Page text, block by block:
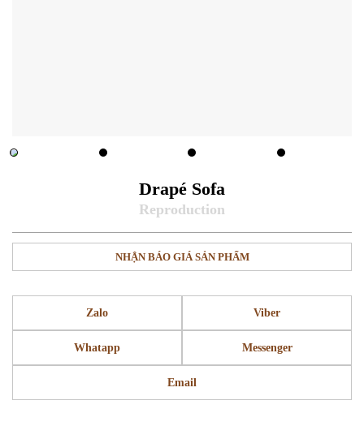
Drapé Sofa
NHẬN BÁO GIÁ SẢN PHẨM
Zalo Viber
Whatapp Messenger
Email